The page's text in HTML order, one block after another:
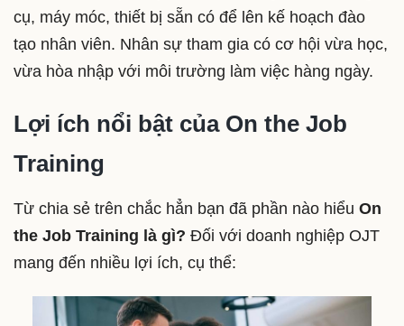
cụ, máy móc, thiết bị sẵn có để lên kế hoạch đào
tạo nhân viên. Nhân sự tham gia có cơ hội vừa học,
vừa hòa nhập với môi trường làm việc hàng ngày.
Lợi ích nổi bật của On the Job
Training
Từ chia sẻ trên chắc hẳn bạn đã phần nào hiểu On
the Job Training là gì? Đối với doanh nghiệp OJT
mang đến nhiều lợi ích, cụ thể: